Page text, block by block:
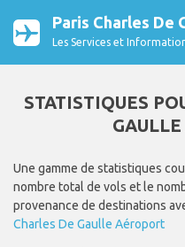
Paris Charles De
Les Services et
STATISTIQUES
Une gamme de statistiques
nombre total de vols et le
provenance de destinations
Charles De Gaulle Aéroport